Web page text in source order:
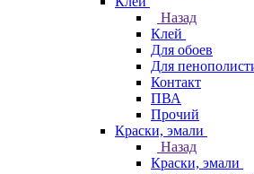
Назад
Клей
Для обоев
Для
Контакт
ПВА
Прочий
Краски, эмали
Назад
Краски, эмали